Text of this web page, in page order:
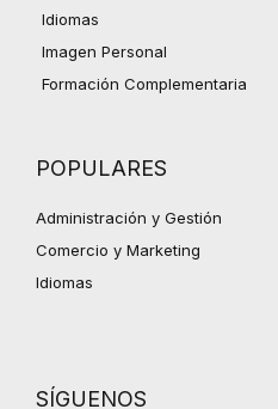
Idiomas
Imagen Personal
Formación Complementaria
POPULARES
Administración y Gestión
Comercio y Marketing
Idiomas
SÍGUENOS